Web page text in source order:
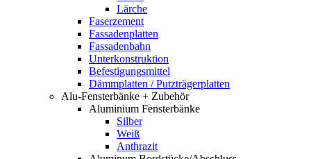
Lärche
Faserzement
Fassadenplatten
Fassadenbahn
Unterkonstruktion
Befestigungsmittel
Dämmplatten / Putzträgerplatten
Alu-Fensterbänke + Zubehör
Aluminium Fensterbänke
Silber
Weiß
Anthrazit